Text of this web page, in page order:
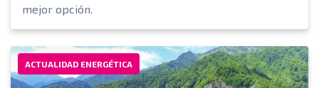
mejor opción.
ACTUALIDAD ENERGÉTICA